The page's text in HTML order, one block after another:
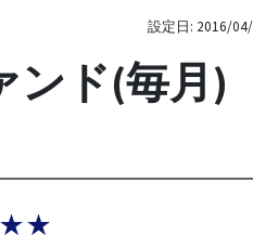
設定日: 2016/
ンド(毎月)